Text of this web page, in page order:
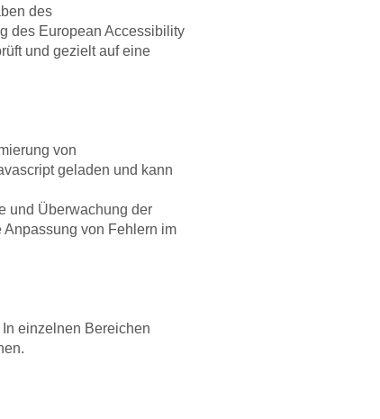
des
des European Accessibility
und gezielt auf eine
von
geladen und kann
und Überwachung der
von Fehlern im
einzelnen Bereichen